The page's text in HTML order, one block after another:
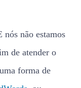
forma de
, ou
que esses.
de